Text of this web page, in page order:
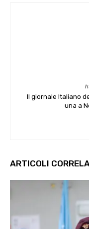
Il giornale Italiano
una a
ARTICOLI